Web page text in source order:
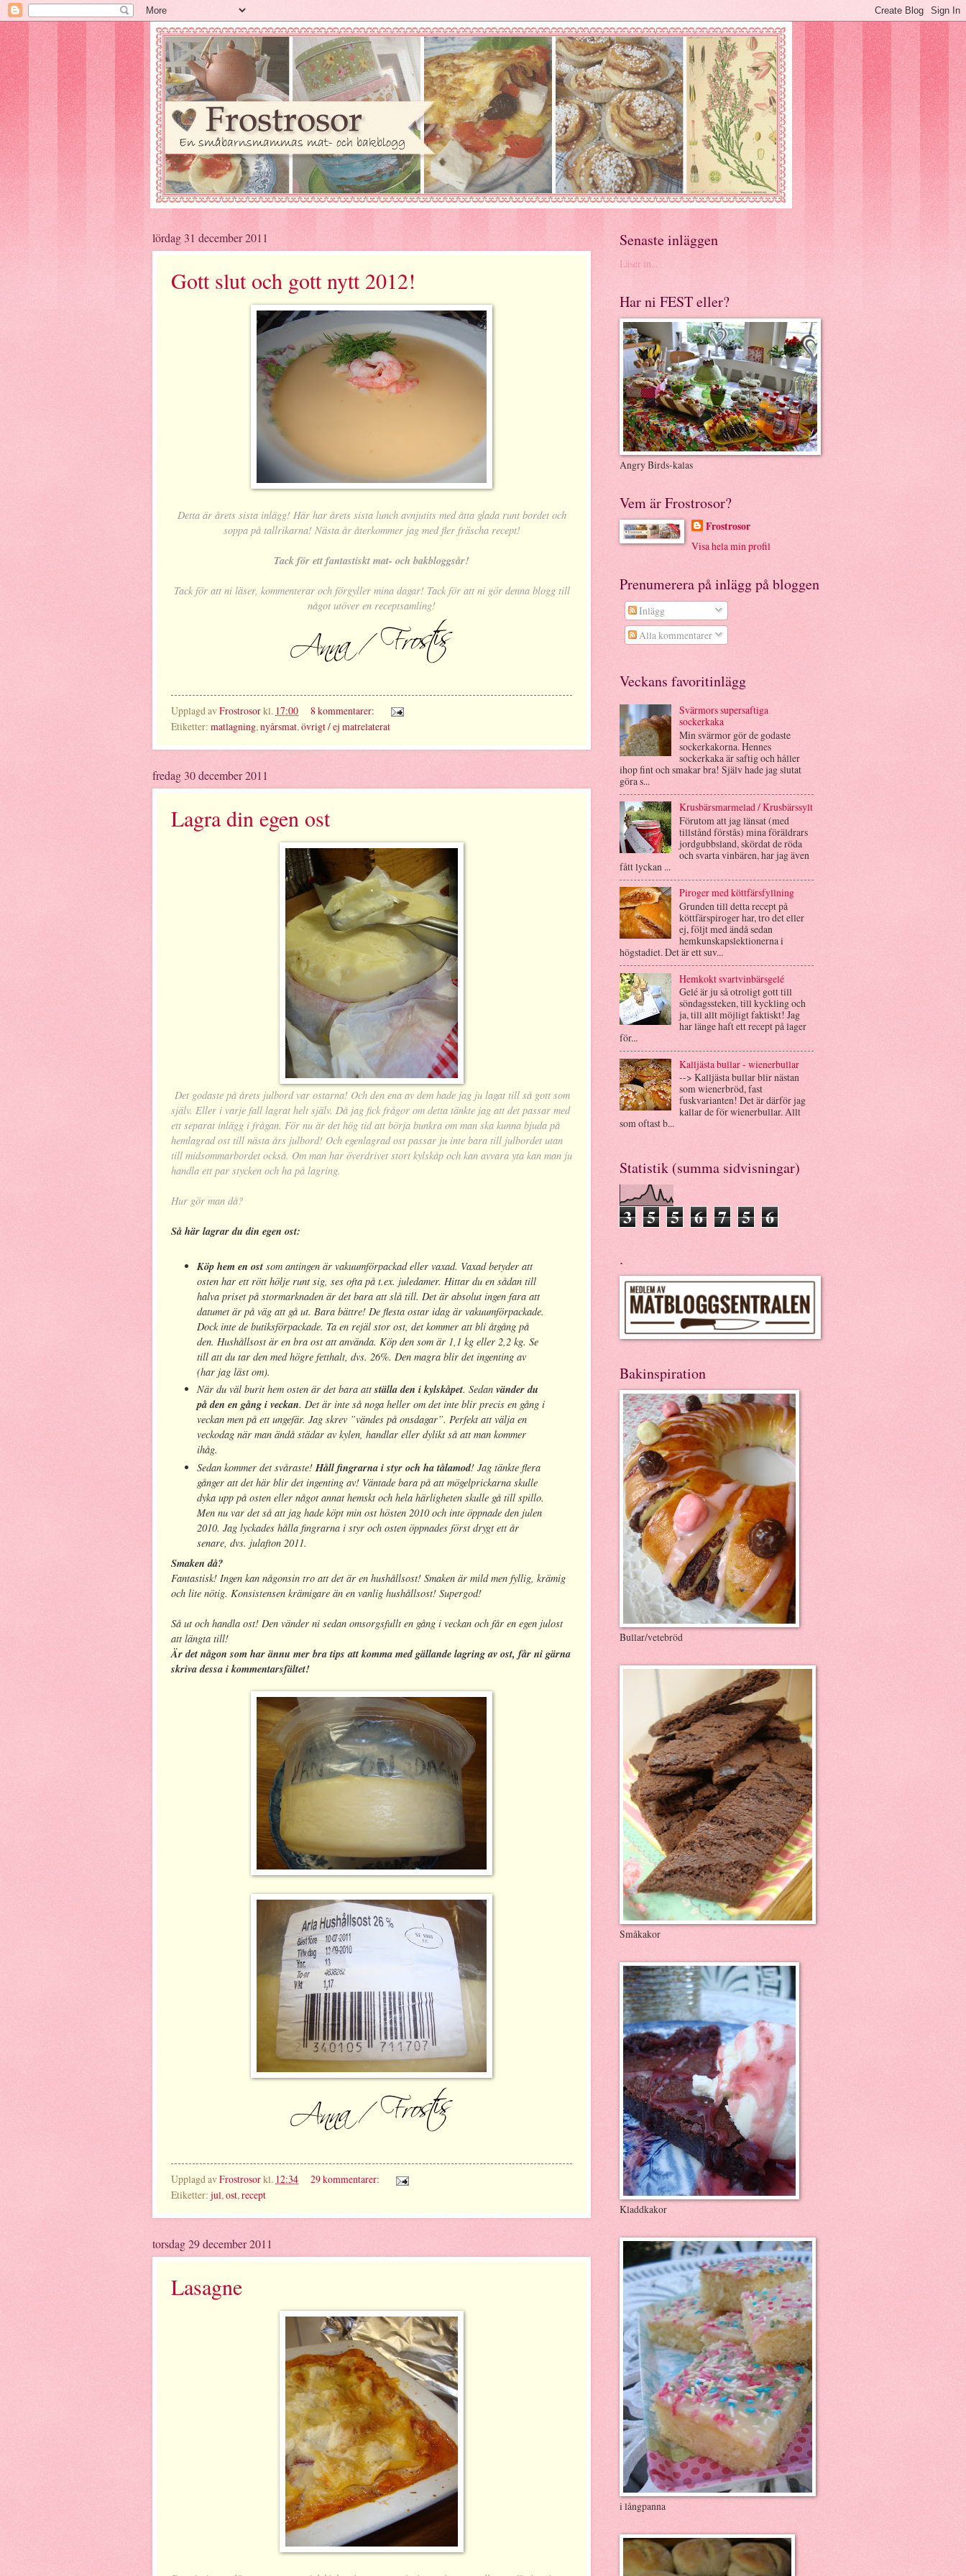
lördag 31 december 2011
Gott slut och gott nytt 2012!
Detta är årets sista inlägg! Här har årets sista lunch avnjutits med åtta glada runt bordet och
soppa på tallrikarna! Nästa år återkommer jag med fler fräscha recept!
Tack för ett fantastiskt mat- och bakbloggsår!
Tack för att ni läser, kommenterar och förgyller mina dagar! Tack för att ni gör denna blogg till
något utöver en receptsamling!
Upplagd avFrostrosorkl. 17:00
8 kommentarer:
Etiketter: matlagning, nyårsmat, övrigt / ej matrelaterat
fredag 30 december 2011
Lagra din egen ost
Det godaste på årets julbord var ostarna! Och den ena av dem hade jag ju lagat till så gott som
själv. Eller i varje fall lagrat helt själv. Då jag fick frågor om detta tänkte jag att det passar med
ett separat inlägg i frågan. För nu är det hög tid att börja bunkra om man ska kunna bjuda på
hemlagrad ost till nästa års julbord! Och egenlagrad ost passar ju inte bara till julbordet utan
till midsommarbordet också. Om man har överdrivet stort kylskåp och kan avvara yta kan man ju
handla ett par stycken och ha på lagring.
Hur gör man då?
Så här lagrar du din egen ost:
Köp hem en ost som antingen är vakuumförpackad eller vaxad. Vaxad betyder att
osten har ett rött hölje runt sig, ses ofta på t.ex. juledamer. Hittar du en sådan till
halva priset på stormarknaden är det bara att slå till. Det är absolut ingen fara att
datumet är på väg att gå ut. Bara bättre! De flesta ostar idag är vakuumförpackade.
Dock inte de butiksförpackade. Ta en rejäl stor ost, det kommer att bli åtgång på
den. Hushållsost är en bra ost att använda. Köp den som är 1,1 kg eller 2,2 kg. Se
till att du tar den med högre fetthalt, dvs. 26%. Den magra blir det ingenting av
(har jag läst om).
När du väl burit hem osten är det bara attställa den i kylskåpet. Sedanvänder du
på den en gång i veckan. Det är inte så noga heller om det inte blir precis en gång i
veckan men på ett ungefär. Jag skrev ”vändes på onsdagar”. Perfekt att välja en
veckodag när man ändå städar av kylen, handlar eller dylikt så att man kommer
ihåg.
Sedan kommer det svåraste!Håll fingrarna i styr och ha tålamod!Jag tänkte flera
gånger att det här blir det ingenting av! Väntade bara på att mögelprickarna skulle
dyka upp på osten eller något annat hemskt och hela härligheten skulle gå till spillo.
Men nu var det så att jag hade köpt min ost hösten 2010 och inte öppnade den julen
2010. Jag lyckades hålla fingrarna i styr och osten öppnades först drygt ett år
senare, dvs. julafton 2011.
Smaken då?
Fantastisk! Ingen kan någonsin tro att det är en hushållsost! Smaken är mild men fyllig, krämig
och lite nötig. Konsistensen krämigare än en vanlig hushållsost! Supergod!
Så ut och handla ost! Den vänder ni sedan omsorgsfullt en gång i veckan och får en egen julost
att längta till!
Är det någon som har ännu mer bra tips att komma med gällande lagring av ost, får ni gärna
skriva dessa i kommentarsfältet!
Upplagd avFrostrosorkl. 12:34
29 kommentarer:
Etiketter: jul,ost,recept
torsdag 29 december 2011
Lasagne
Senaste inläggen
Läser in...
Har ni FEST eller?
Angry Birds-kalas
Vem är Frostrosor?
Frostrosor
Visa hela min profil
Prenumerera på inlägg på bloggen
Inlägg
Alla kommentarer
Veckans favoritinlägg
Svärmors supersaftiga
sockerkaka
Min svärmor gör de godaste
sockerkakorna. Hennes
sockerkaka är saftig och håller
ihop fint och smakar bra! Själv hade jag slutat
göra s...
Krusbärsmarmelad / Krusbärssylt
Förutom att jag länsat (med
tillstånd förstås) mina föräldrars
jordgubbsland, skördat de röda
och svarta vinbären, har jag även
fått lyckan ...
Piroger med köttfärsfyllning
Grunden till detta recept på
köttfärspiroger har, tro det eller
ej, följt med ändå sedan
hemkunskapslektionerna i
högstadiet. Det är ett suv...
Hemkokt svartvinbärsgelé
Gelé är ju så otroligt gott till
söndagssteken, till kyckling och
ja, till allt möjligt faktiskt! Jag
har länge haft ett recept på lager
för...
Kalljästa bullar - wienerbullar
--> Kalljästa bullar blir nästan
som wienerbröd, fast
fuskvarianten! Det är därför jag
kallar de för wienerbullar. Allt
som oftast b...
Statistik (summa sidvisningar)
3 5 5 6 7 5 6
.
Bakinspiration
Bullar/vetebröd
Småkakor
Kladdkakor
i långpanna